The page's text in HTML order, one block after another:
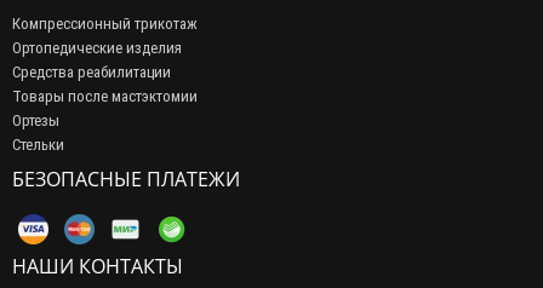
Компрессионный трикотаж
Ортопедические изделия
Средства реабилитации
Товары после мастэктомии
Ортезы
Стельки
БЕЗОПАСНЫЕ ПЛАТЕЖИ
НАШИ КОНТАКТЫ